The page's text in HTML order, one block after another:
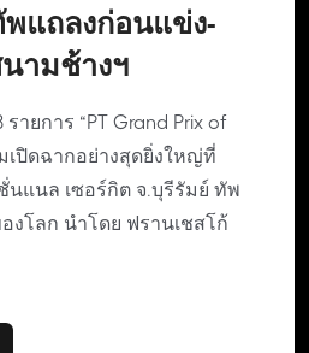
แถลงก่อนแข่ง-
ามช้างฯ
ายการ “PT Grand Prix of
เปิดฉากอย่างสุดยิ่งใหญ่ที่
นแนล เซอร์กิต จ.บุรีรัมย์ ทัพ
งโลก นำโดย ฟรานเชสโก้